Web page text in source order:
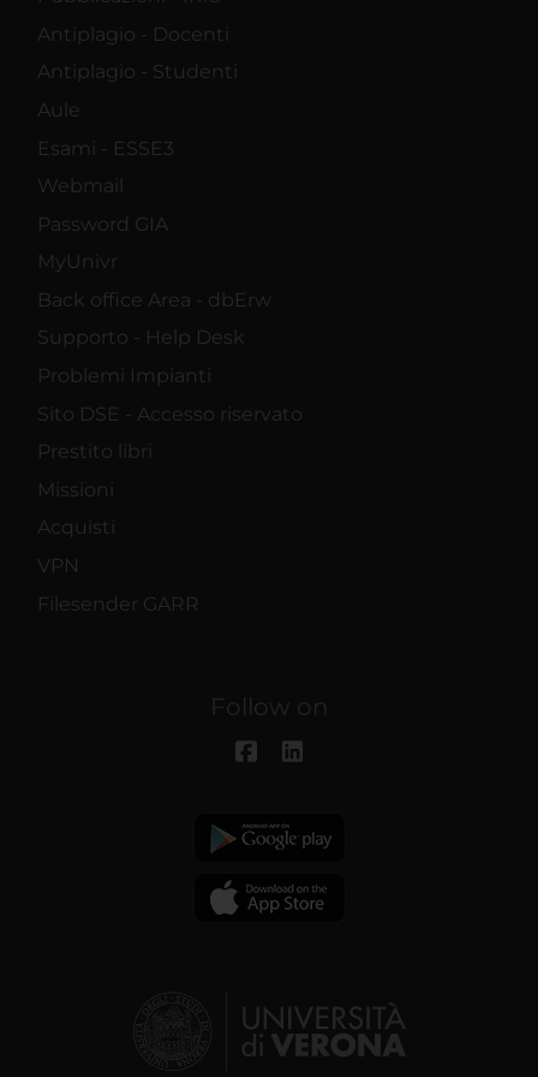
Antiplagio - Docenti
Antiplagio - Studenti
Aule
Esami - ESSE3
Webmail
Password GIA
MyUnivr
Back office Area - dbErw
Supporto - Help Desk
Problemi Impianti
Sito DSE - Accesso riservato
Prestito libri
Missioni
Acquisti
VPN
Filesender GARR
Follow on